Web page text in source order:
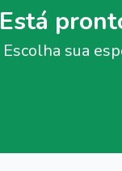
Está
Escolha sua